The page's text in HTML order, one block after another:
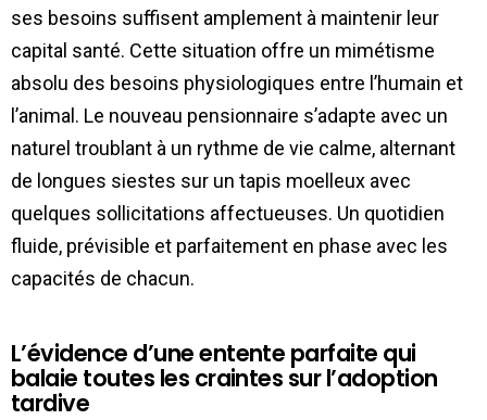
ses besoins suffisent amplement à maintenir leur
capital santé. Cette situation offre un mimétisme
absolu des besoins physiologiques entre l’humain et
l’animal. Le nouveau pensionnaire s’adapte avec un
naturel troublant à un rythme de vie calme, alternant
de longues siestes sur un tapis moelleux avec
quelques sollicitations affectueuses. Un quotidien
fluide, prévisible et parfaitement en phase avec les
capacités de chacun.
L’évidence d’une entente parfaite qui
balaie toutes les craintes sur l’adoption
tardive